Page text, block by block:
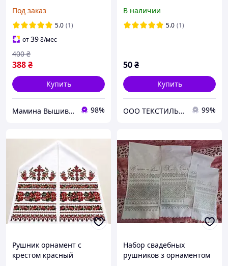
комплект для вышивки
бисером, 140×32 см
Под заказ
5.0 (1)
от39₴/мес
388₴
400 ₴
Купить
Мамина Вышивка 98%
В наличии
5.0 (1)
50₴
Купить
ООО ТЕКСТИЛЬ ГРУП 99%
Рушник орнамент с
крестом красный
Набор свадебных
рушников з орнаментом